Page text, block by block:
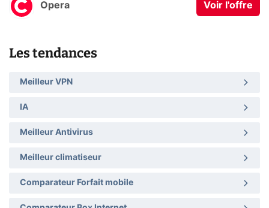
Opera Voir l'offre
Les tendances
Meilleur VPN
IA
Meilleur Antivirus
Meilleur climatiseur
Comparateur Forfait mobile